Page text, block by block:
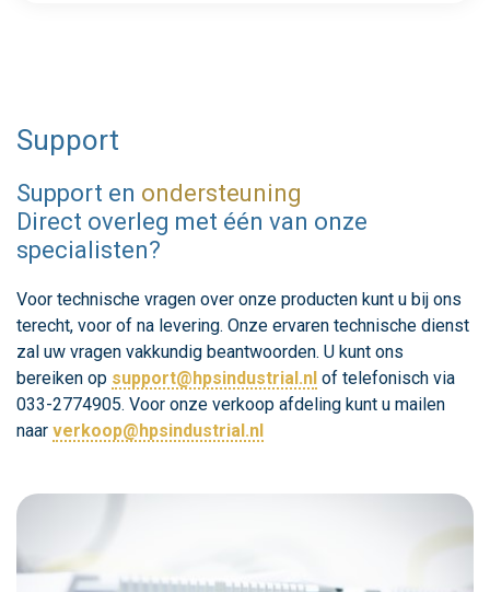
Support
Support en ondersteuning
Direct overleg met één van onze
specialisten?
Voor technische vragen over onze producten kunt u bij ons
terecht, voor of na levering. Onze ervaren technische dienst
zal uw vragen vakkundig beantwoorden. U kunt ons
bereiken op support@hpsindustrial.nl of telefonisch via
033-2774905. Voor onze verkoop afdeling kunt u mailen
naar verkoop@hpsindustrial.nl